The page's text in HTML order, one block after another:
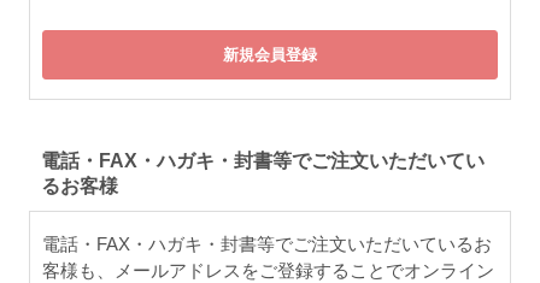
電話・FAX・ハガキ・封書等でご注文いただいてい
るお客様
電話・FAX・ハガキ・封書等でご注文いただいているお
客様も、メールアドレスをご登録することでオンライン